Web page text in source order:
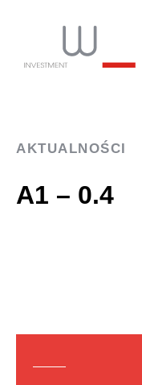
AKTUALNOŚCI
A1 – 0.4